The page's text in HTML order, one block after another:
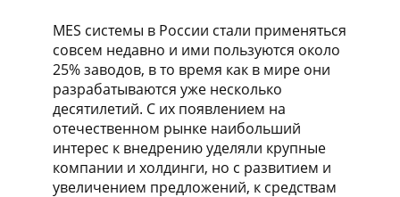
MES системы в России стали применяться
совсем недавно и ими пользуются около
25% заводов, в то время как в мире они
разрабатываются уже несколько
десятилетий. С их появлением на
отечественном рынке наибольший
интерес к внедрению уделяли крупные
компании и холдинги, но с развитием и
увеличением предложений, к средствам